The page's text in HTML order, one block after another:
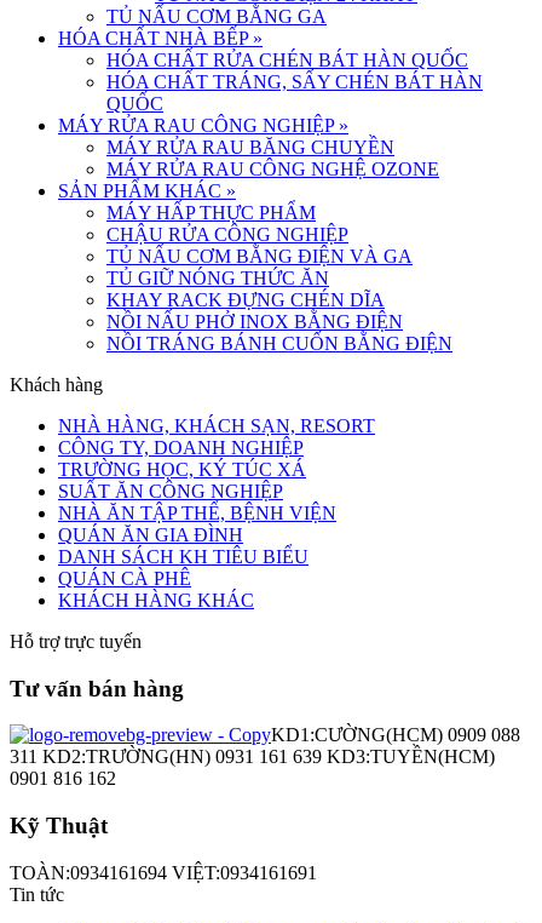
TỦ NẤU CƠM BẰNG GA
HÓA CHẤT NHÀ BẾP »
HÓA CHẤT RỬA CHÉN BÁT HÀN QUỐC
HÓA CHẤT TRÁNG, SẤY CHÉN BÁT HÀN
QUỐC
MÁY RỬA RAU CÔNG NGHIỆP »
MÁY RỬA RAU BĂNG CHUYỀN
MÁY RỬA RAU CÔNG NGHỆ OZONE
SẢN PHẨM KHÁC »
MÁY HẤP THỰC PHẨM
CHẬU RỬA CÔNG NGHIỆP
TỦ NẤU CƠM BẰNG ĐIỆN VÀ GA
TỦ GIỮ NÓNG THỨC ĂN
KHAY RACK ĐỰNG CHÉN DĨA
NỒI NẤU PHỞ INOX BẰNG ĐIỆN
NỒI TRÁNG BÁNH CUỐN BẰNG ĐIỆN
Khách hàng
NHÀ HÀNG, KHÁCH SẠN, RESORT
CÔNG TY, DOANH NGHIỆP
TRƯỜNG HỌC, KÝ TÚC XÁ
SUẤT ĂN CÔNG NGHIỆP
NHÀ ĂN TẬP THỂ, BỆNH VIỆN
QUÁN ĂN GIA ĐÌNH
DANH SÁCH KH TIÊU BIỂU
QUÁN CÀ PHÊ
KHÁCH HÀNG KHÁC
Hỗ trợ trực tuyến
Tư vấn bán hàng
KD1:CƯỜNG(HCM) 0909 088
311 KD2:TRƯỜNG(HN) 0931 161 639 KD3:TUYỀN(HCM)
0901 816 162
Kỹ Thuật
TOÀN:0934161694 VIỆT:0934161691
Tin tức